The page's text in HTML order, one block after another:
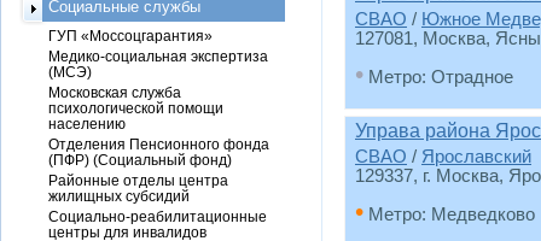
СВАО / Южное
127081, Москва,
• Метро: Отрадное
Управа района
СВАО / Ярославский
129337, г. Москва,
• Метро: Медведково
Социальные службы
ГУП «Моссоцгарантия»
Медико-социальная экспертиза
(МСЭ)
Московская служба
психологической помощи
населению
Отделения Пенсионного фонда
(ПФР) (Социальный фонд)
Районные отделы центра
жилищных субсидий
Социально-реабилитационные
центры для инвалидов